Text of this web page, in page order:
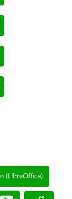
(LibreOffice)